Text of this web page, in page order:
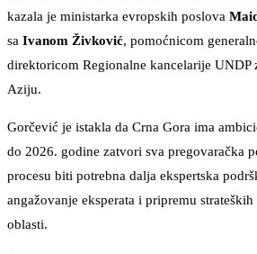
kazala je ministarka evropskih poslova
sa Ivanom Živković, pomoćnicom
direktoricom Regionalne kancelarije UNDP
Aziju.
Gorčević je istakla da Crna Gora ima
do 2026. godine zatvori sva pregovaračka
procesu biti potrebna dalja ekspertska
angažovanje eksperata i pripremu
oblasti.